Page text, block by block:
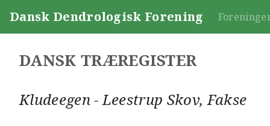
Dansk Dendrologisk Forening
DANSK TRÆREGISTER
Kludeegen - Leestrup Skov, Fakse